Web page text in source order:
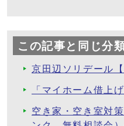
この記事と同じ分
京田辺ソリデール
「マイホーム借上
空き家・空き室対